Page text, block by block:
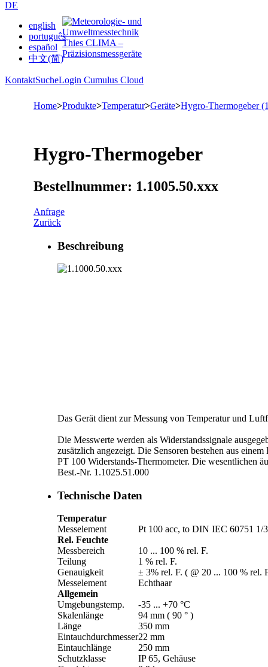
DE
english
português
español
中文(简)
KontaktSucheLogin Cumulus Cloud
Home>Produkte>Temperatur>Geräte>Hygro-Thermogeber
Hygro-Thermogeber
Bestellnummer: 1.1005.50.xxx
Anfrage
Zurück
Beschreibung
Das Gerät dient zur Messung von Temperatur und
Die Messwerte werden als Widerstandssignale
zusätzlich angezeigt. Die Sensoren bestehen aus
PT 100 Widerstands-Thermometer. Die wesentlichen
Best.-Nr. 1.1025.51.000
Technische Daten
Temperatur
Messelement
Pt 100 acc, to DIN IEC 60751 1/­
Rel. Feuchte
Messbereich
10 ... 100 % rel. F.
Teilung
1 % rel. F.
Genauigkeit
± 3% rel. F. ( @ 20 ... 100 % rel.
Messelement
Echthaar
Allgemein
Umgebungstemp.
-35 ... +70 °C
Skalenlänge
94 mm ( 90 ° )
Länge
350 mm
Eintauchdurchmesser22 mm
Eintauchlänge
250 mm
Schutzklasse
IP 65, Gehäuse